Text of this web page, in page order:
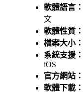
軟體語言：
文
軟體性質：
檔案大小：
系統支援：
iOS
官方網站：
軟體下載：